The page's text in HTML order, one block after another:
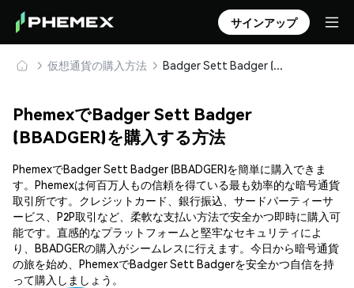
サインアップ
仮想通貨の購入方法 Badger Sett Badger (BBADGER) を安全に購入・保管
PhemexでBadger Sett Badger
(BBADGER)を購入する方法
PhemexでBadger Sett Badger (BBADGER)を簡単に購入できま
す。Phemexは何百万人もの信頼を得ている最も効率的な暗号通貨
取引所です。クレジットカード、銀行振込、サードパーティーサ
ービス、P2P取引など、柔軟な支払い方法で安全かつ即時に購入可
能です。直感的なプラットフォームと堅牢なセキュリティによ
り、BBADGERの購入がシームレスに行えます。今日から暗号通貨
の旅を始め、PhemexでBadger Sett Badgerを安全かつ自信を持
って購入しましょう。